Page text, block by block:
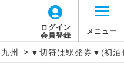
ログイン
会員登録
メニュー
九州 > ▼切符は駅発券▼(初泊
説明